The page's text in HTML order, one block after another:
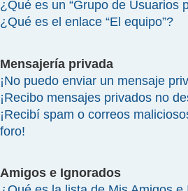
¿Qué es un “Grupo de Usuarios
¿Qué es el enlace “El equipo”?
Mensajería privada
¡No puedo enviar un mensaje
¡Recibo mensajes privados no
¡Recibí spam o correos
foro!
Amigos e Ignorados